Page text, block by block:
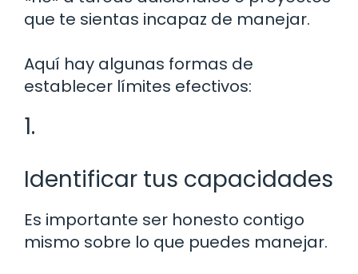
que te sientas incapaz de manejar.
Aquí hay algunas formas de
establecer límites efectivos:
1.
Identificar tus capacidades
Es importante ser honesto contigo
mismo sobre lo que puedes manejar.